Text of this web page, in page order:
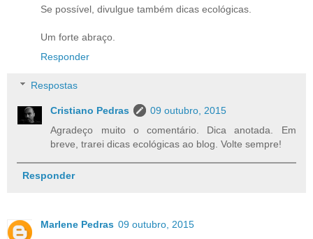
Se possível, divulgue também dicas ecológicas.
Um forte abraço.
Responder
Respostas
Cristiano Pedras
09 outubro, 2015
Agradeço muito o comentário. Dica anotada. Em
breve, trarei dicas ecológicas ao blog. Volte sempre!
Responder
Marlene Pedras 09 outubro, 2015